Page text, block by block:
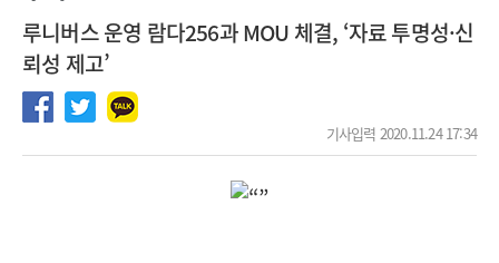
루니버스 운영 람다256과 MOU 체결, ‘자료 투명성·신
뢰성 제고’
기사입력 2020.11.24 17:34